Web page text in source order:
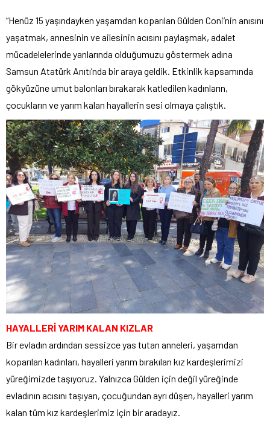
“Henüz 15 yaşındayken yaşamdan koparılan Gülden Coni’nin anısını
yaşatmak, annesinin ve ailesinin acısını paylaşmak, adalet
mücadelelerinde yanlarında olduğumuzu göstermek adına
Samsun Atatürk Anıtı’nda bir araya geldik. Etkinlik kapsamında
gökyüzüne umut balonları bırakarak katledilen kadınların,
çocukların ve yarım kalan hayallerin sesi olmaya çalıştık.
HAYALLERİ YARIM KALAN KIZLAR
Bir evladın ardından sessizce yas tutan anneleri, yaşamdan
koparılan kadınları, hayalleri yarım bırakılan kız kardeşlerimizi
yüreğimizde taşıyoruz. Yalnızca Gülden için değil yüreğinde
evladının acısını taşıyan, çocuğundan ayrı düşen, hayalleri yarım
kalan tüm kız kardeşlerimiz için bir aradayız.